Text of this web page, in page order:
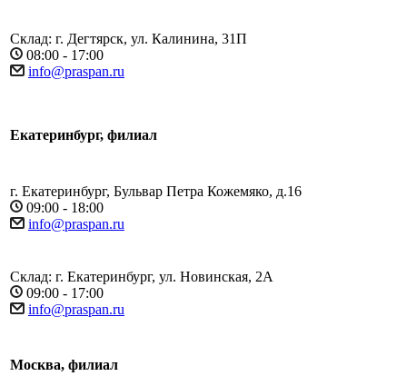
Склад: г. Дегтярск, ул. Калинина, 31П
08:00 - 17:00
info@praspan.ru
Екатеринбург, филиал
г. Екатеринбург, Бульвар Петра Кожемяко, д.16
09:00 - 18:00
info@praspan.ru
Склад: г. Екатеринбург, ул. Новинская, 2А
09:00 - 17:00
info@praspan.ru
Москва, филиал